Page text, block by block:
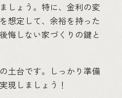
しょう。特に、金利の変
想定して、余裕を持った
悔しない家づくりの鍵と
土台です。しっかり準備
現しましょう！